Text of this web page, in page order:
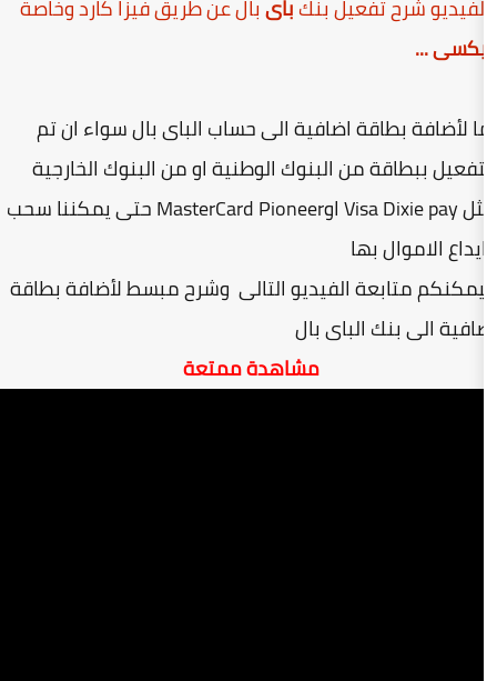
بنكباىبال عن طريق فيزا كارد وخاصة
اضافية الى حساب الباى بال سواء ان تم
البنوك الوطنية او من البنوك الخارجية
MasterCardPioneer
حتى يمكننا سحب
الفيديو التالى وشرح مبسط لأضافة بطاقة
بال
مشاهدة ممتعة